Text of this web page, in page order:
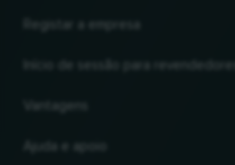
Registar a empresa
Vantagens
Ajuda e apoio